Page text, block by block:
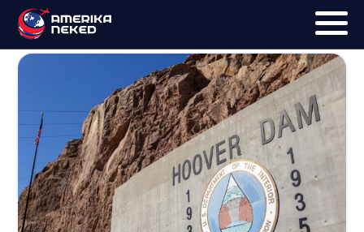
UTAK
HÍRLEVÉL
BLOG
RÓLUNK
Mead-tó